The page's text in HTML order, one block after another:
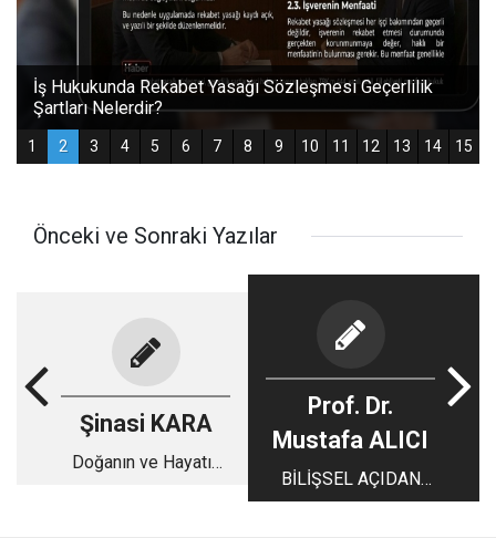
Önceki ve Sonraki Yazılar
Şinasi KARA
Doğanın ve Hayatın
Prof. Dr.
Mustafa ALICI
BİLİŞSEL AÇIDAN
DİNLER TARİHİNDE